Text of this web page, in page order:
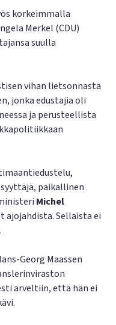
korkeimmalla
Merkel (CDU)
suulla
vihan lietsonnasta
jonka edustajia oli
ja perusteellista
paikallinen
Michel
Sellaista ei
Georg Maassen
arveltiin, että hän ei